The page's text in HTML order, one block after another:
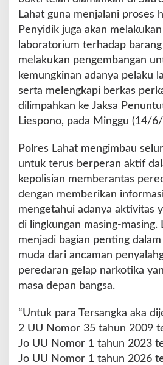
Lahat guna menjalani proses
Penyidik juga akan
laboratorium terhadap
melakukan pengembangan
kemungkinan adanya pelaku
serta melengkapi berkas
dilimpahkan ke Jaksa
Liespono, pada Minggu (14/
Polres Lahat mengimbau
untuk terus berperan aktif
kepolisian memberantas
dengan memberikan
mengetahui adanya aktivitas
di lingkungan masing-masing.
menjadi bagian penting
muda dari ancaman
peredaran gelap narkotika
masa depan bangsa.
“Untuk para Tersangka aka
2 UU Nomor 35 tahun 2009
Jo UU Nomor 1 tahun 2023
Jo UU Nomor 1 tahun 2026